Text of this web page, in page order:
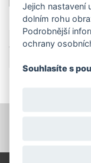
Technické
Jejich nastavení
dolním rohu
Podrobnější
ochrany
Souhlasíte s